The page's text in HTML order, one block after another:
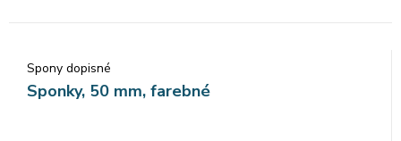
Spony dopisné
Sponky, 50 mm, farebné